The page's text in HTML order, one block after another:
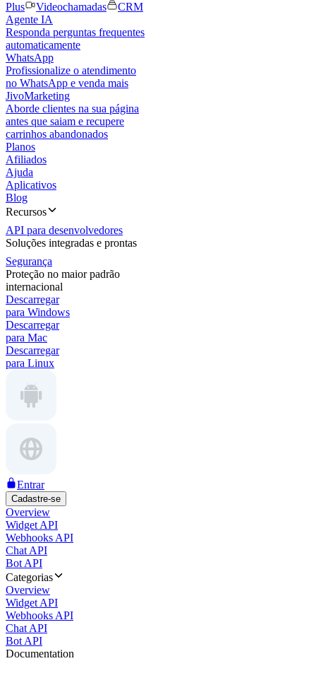
Plus
Videochamadas
CRM
Agente IA
Responda perguntas frequentes
automaticamente
WhatsApp
Profissionalize o atendimento
no WhatsApp e venda mais
JivoMarketing
Aborde clientes na sua página
antes que saiam e recupere
carrinhos abandonados
Planos
Afiliados
Ajuda
Aplicativos
Blog
Recursos
API para desenvolvedores
Soluções integradas e prontas
Segurança
Proteção no maior padrão
internacional
Descarregar
para Windows
Descarregar
para Mac
Descarregar
para Linux
Entrar
Cadastre-se
Overview
Widget API
Webhooks API
Chat API
Bot API
Categorias
Overview
Widget API
Webhooks API
Chat API
Bot API
Documentation